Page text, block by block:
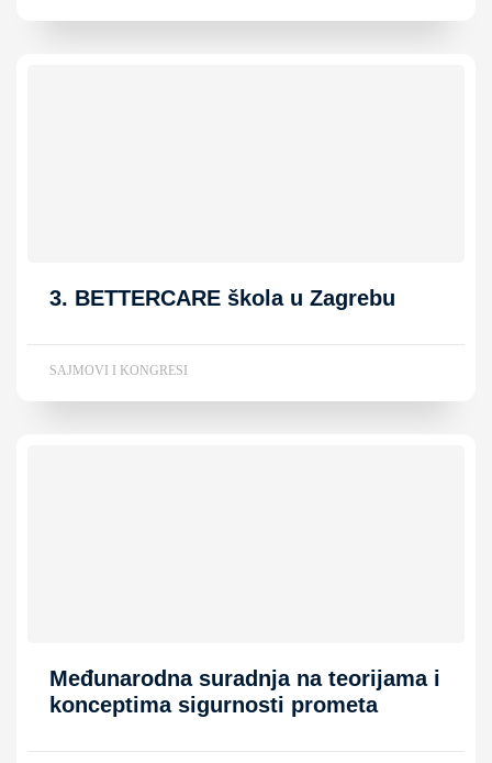
3. BETTERCARE škola u Zagrebu
SAJMOVI I KONGRESI
Međunarodna suradnja na teorijama i
konceptima sigurnosti prometa